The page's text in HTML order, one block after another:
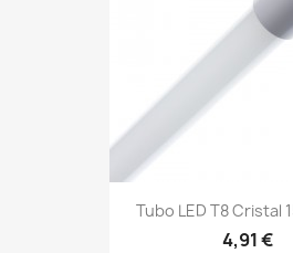
Tubo LED T8 Cristal
4,91 €